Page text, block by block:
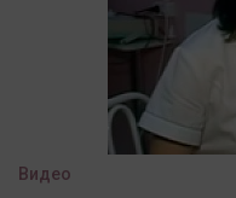
Видео